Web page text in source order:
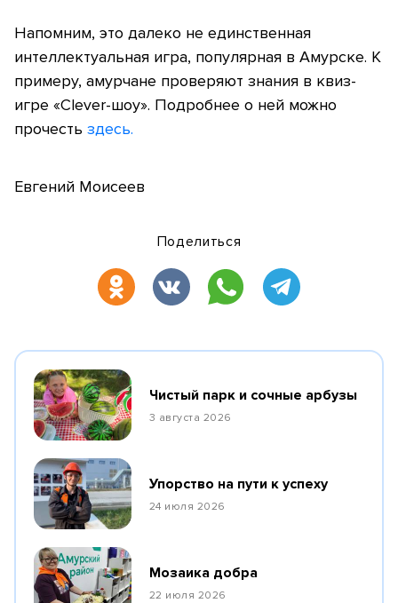
Напомним, это далеко не единственная
интеллектуальная игра, популярная в Амурске. К
примеру, амурчане проверяют знания в квиз-
игре «Clever-шоу». Подробнее о ней можно
прочесть здесь.
Евгений Моисеев
Поделиться
Чистый парк и сочные арбузы
3 августа 2026
Упорство на пути к успеху
24 июля 2026
Мозаика добра
22 июля 2026